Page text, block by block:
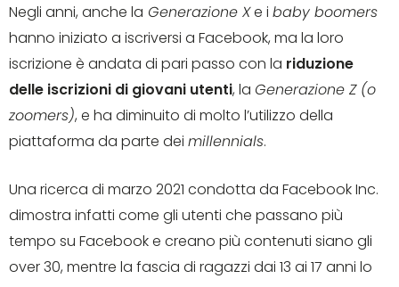
Negli anni, anche la Generazione Xe i baby boomers
hanno iniziato a iscriversi a Facebook, ma la loro
iscrizione è andata di pari passo con la riduzione
delle iscrizioni di giovani utenti, la Generazione Z (o
zoomers), e ha diminuito di molto l’utilizzo della
piattaforma da parte dei millennials.
Una ricerca di marzo 2021 condotta da Facebook Inc.
dimostra infatti come gli utenti che passano più
tempo su Facebook e creano più contenuti siano gli
over 30, mentre la fascia di ragazzi dai 13 ai 17 anni lo